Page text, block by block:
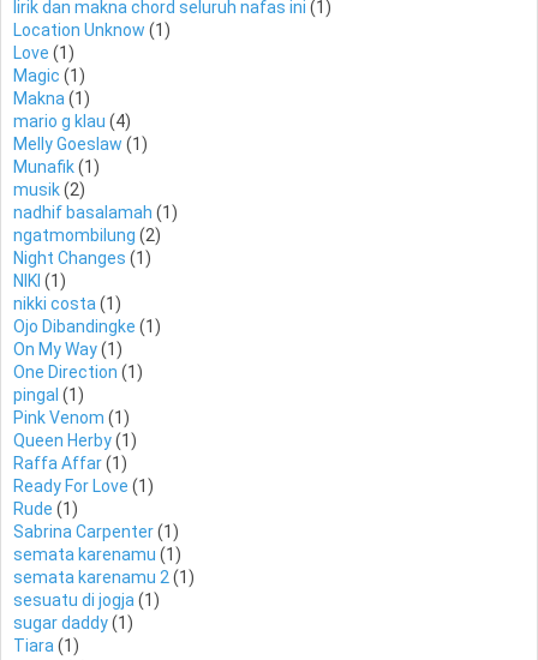
lirik dan makna chord seluruh nafas ini (1)
Location Unknow (1)
Love (1)
Magic (1)
Makna(1)
mario g klau (4)
Melly Goeslaw (1)
Munafik(1)
musik(2)
nadhif basalamah (1)
ngatmombilung (2)
Night Changes (1)
NIKI (1)
nikki costa(1)
Ojo Dibandingke (1)
On My Way(1)
One Direction (1)
pingal (1)
Pink Venom (1)
Queen Herby(1)
Raffa Affar(1)
Ready For Love (1)
Rude (1)
Sabrina Carpenter(1)
semata karenamu (1)
semata karenamu 2(1)
sesuatu di jogja(1)
sugar daddy(1)
Tiara(1)